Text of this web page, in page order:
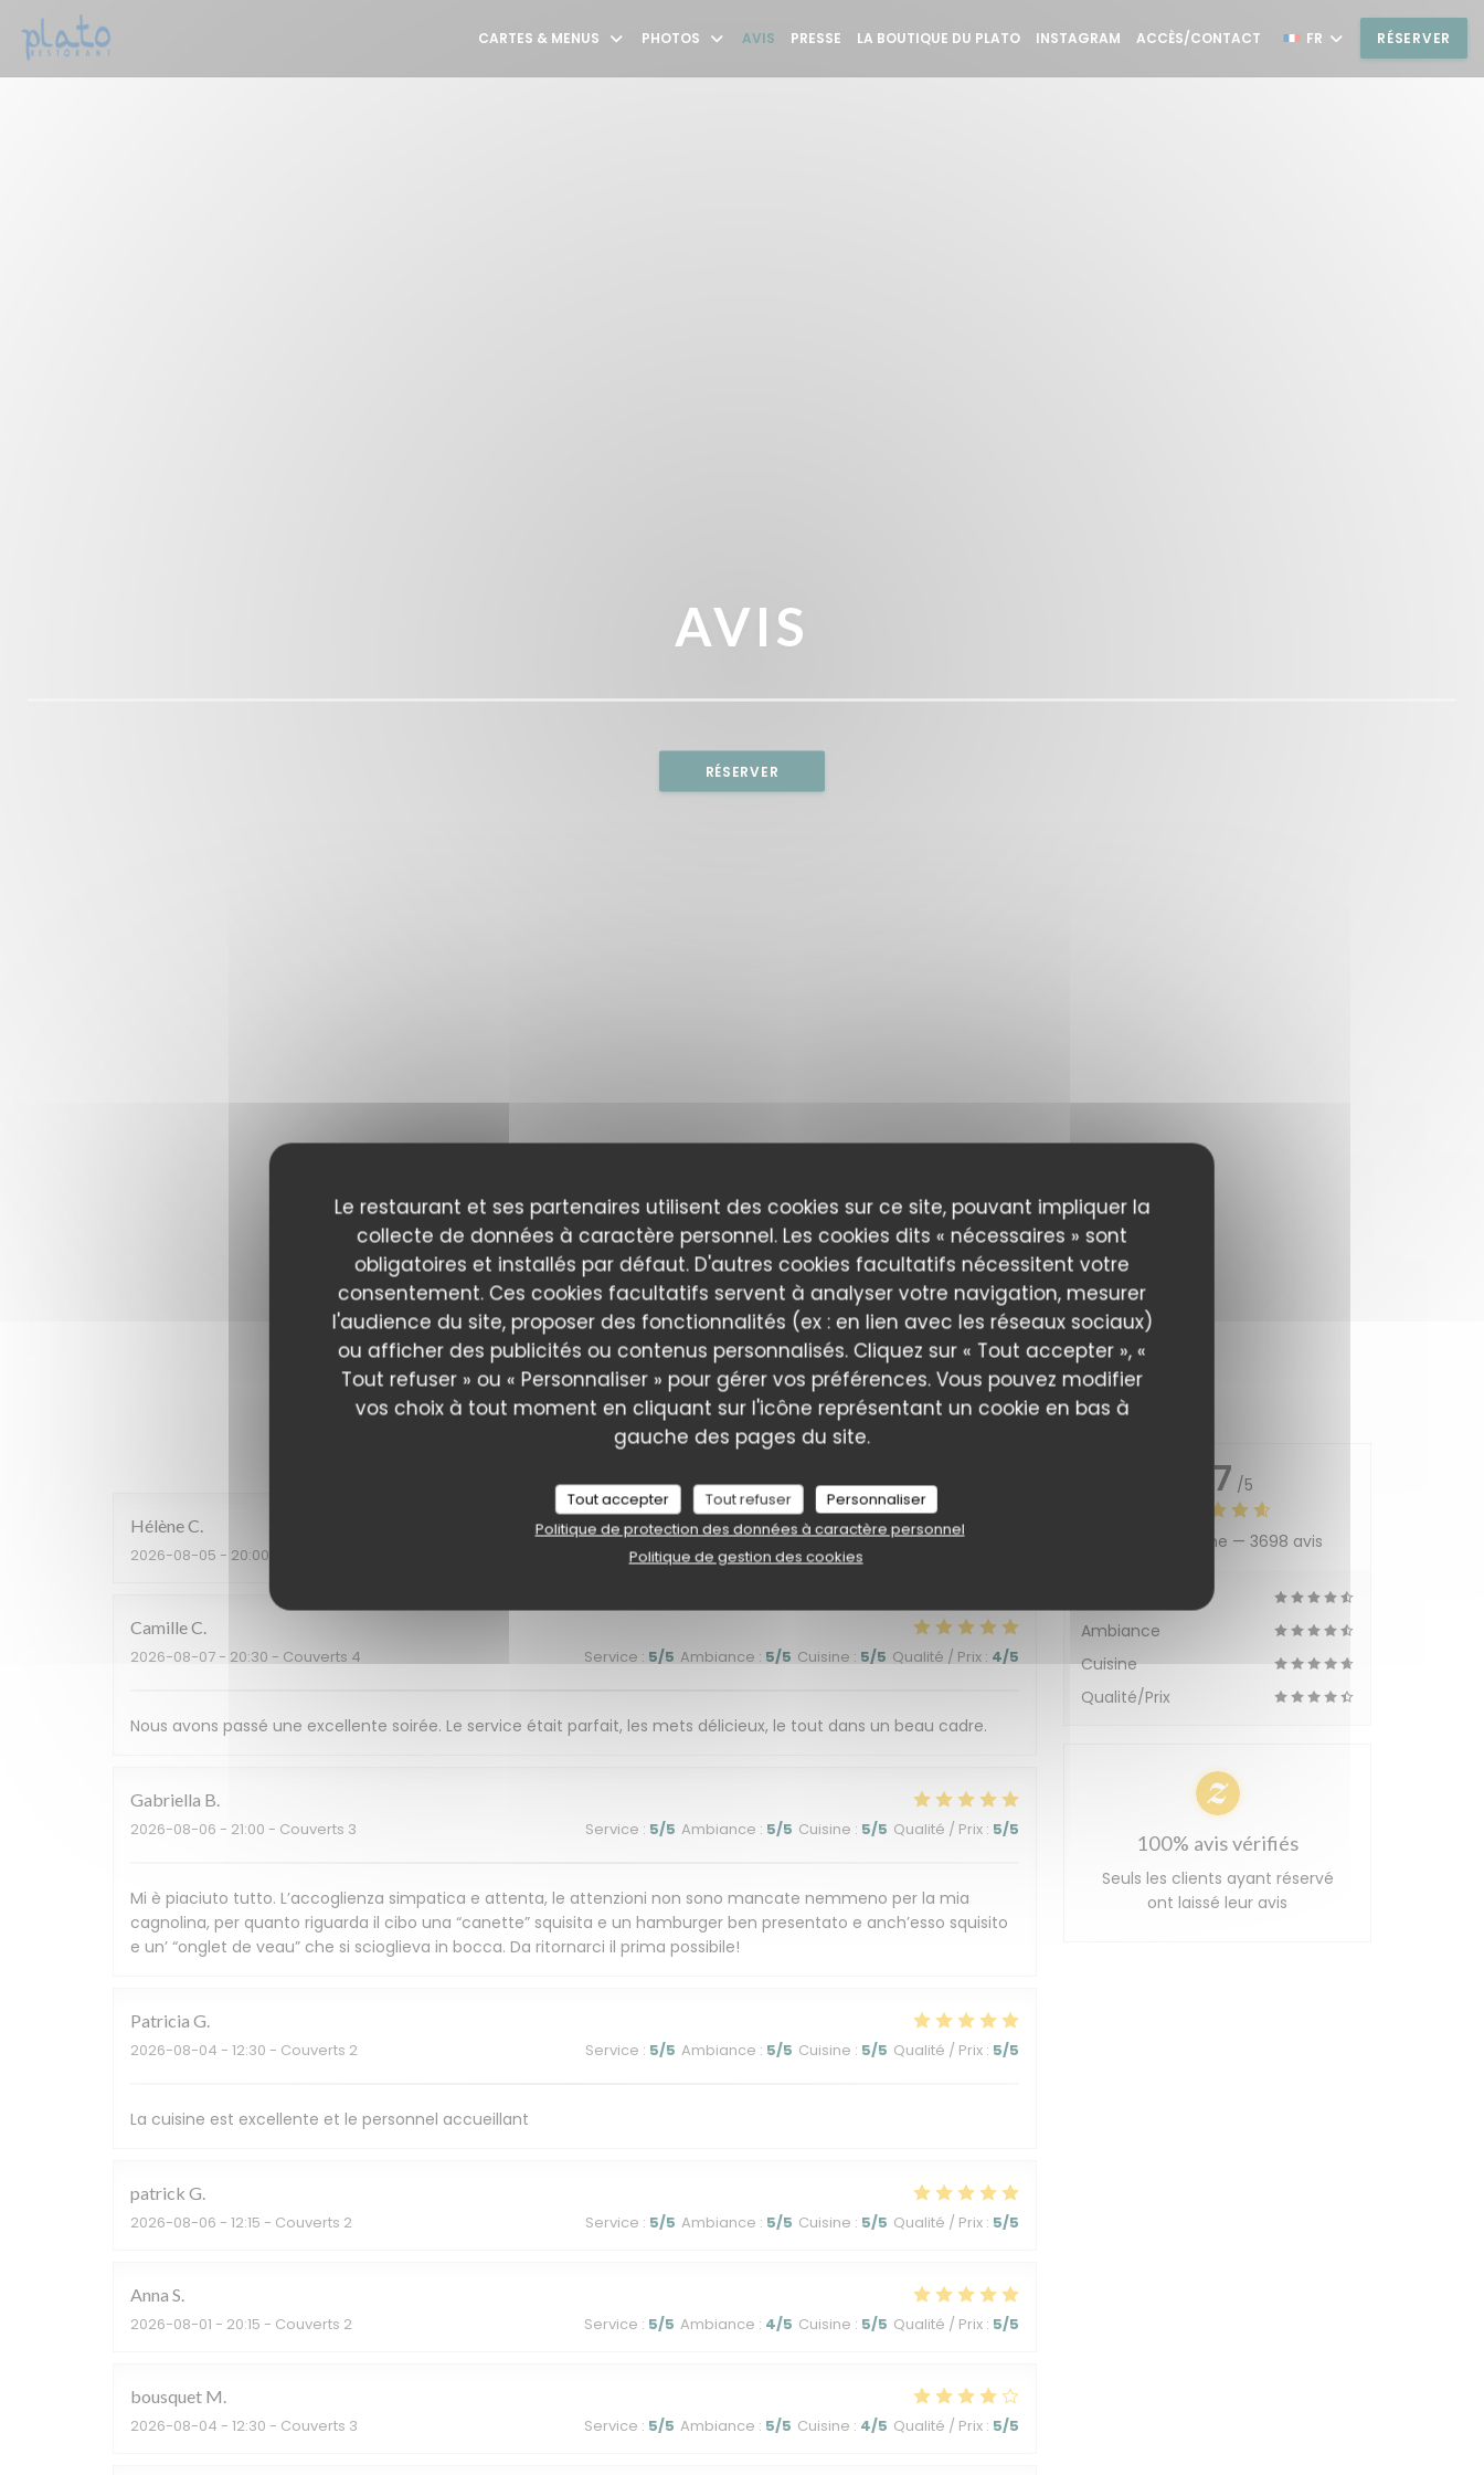
Personnalisation de vos choix en matière de cookies
Le restaurant et ses partenaires utilisent des cookies sur ce site, pouvant impliquer la
collecte de données à caractère personnel. Les cookies dits « nécessaires » sont
obligatoires et installés par défaut. D'autres cookies facultatifs nécessitent votre
consentement. Ces cookies facultatifs servent à analyser votre navigation, mesurer
l'audience du site, proposer des fonctionnalités (ex : en lien avec les réseaux sociaux)
ou afficher des publicités ou contenus personnalisés. Cliquez sur « Tout accepter », «
Tout refuser » ou « Personnaliser » pour gérer vos préférences. Vous pouvez modifier
vos choix à tout moment en cliquant sur l'icône représentant un cookie en bas à
gauche des pages du site.
Tout accepter Tout refuser
Personnaliser
Politique de protection des données à caractère personnel
Politique de gestion des cookies
CARTES & MENUS PHOTOS AVIS PRESSE LA BOUTIQUE DU PLATO((OUVRE UNE NOUVELLE FENÊTRE))
INSTAGRAM ((OUVRE UNE NOUVELLE FENÊTRE))
ACCÈS/CONTACT FR RÉSERVER
AVIS
RÉSERVER
Les avis de nos clients
HélèneC
2026-08-05 - 20:00 - Couverts 2 Service:5/5 Ambiance:5 /5 Cuisine:5
CamilleC
2026-08-07 - 20:30 - Couverts 4 Service : 5/5 Ambiance : 5/5 Cuisine : 5/5 Qualité / Prix : 4/5
Nous avons passé une excellente soirée. Le service était parfait, les mets délicieux, le tout dans un beau cadre.
Gabriella B
2026-08-06 - 21:00 - Couverts 3 Service : 5/5 Ambiance : 5/5 Cuisine : 5/5 Qualité / Prix : 5/5
Mi è piaciuto tutto. L’accoglienza simpatica e attenta, le attenzioni non sono mancate nemmeno per la mia
cagnolina, per quanto riguarda il cibo una “canette” squisita e un hamburger ben presentato e anch’esso squisito
e un’ “onglet de veau” che si scioglieva in bocca. Da ritornarci il prima possibile!
Patricia G
2026-08-04 - 12:30 - Couverts 2 Service : 5/5 Ambiance : 5/5 Cuisine : 5/5 Qualité / Prix : 5/5
La cuisine est excellente et le personnel accueillant
patrick G
2026-08-06 - 12:15 - Couverts 2 Service : 5/5 Ambiance : 5/5 Cuisine : 5/5 Qualité / Prix : 5/5
Anna S
2026-08-01 - 20:15 - Couverts 2 Service : 5/5 Ambiance : 4/5 Cuisine : 5/5 Qualité / Prix : 5/5
bousquet M
2026-08-04 - 12:30 - Couverts 3 Service : 5/5 Ambiance : 5/5 Cuisine : 4/5 Qualité / Prix : 5/5
4.7 /5
Note moyenne — 3698 avis
Ambiance
Cuisine
Qualité/Prix
100% avis vérifiés
Seuls les clients ayant réservé
ont laissé leur avis